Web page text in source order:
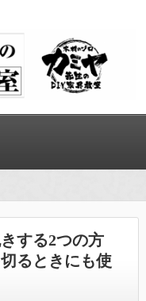
する2つの方
るときにも使